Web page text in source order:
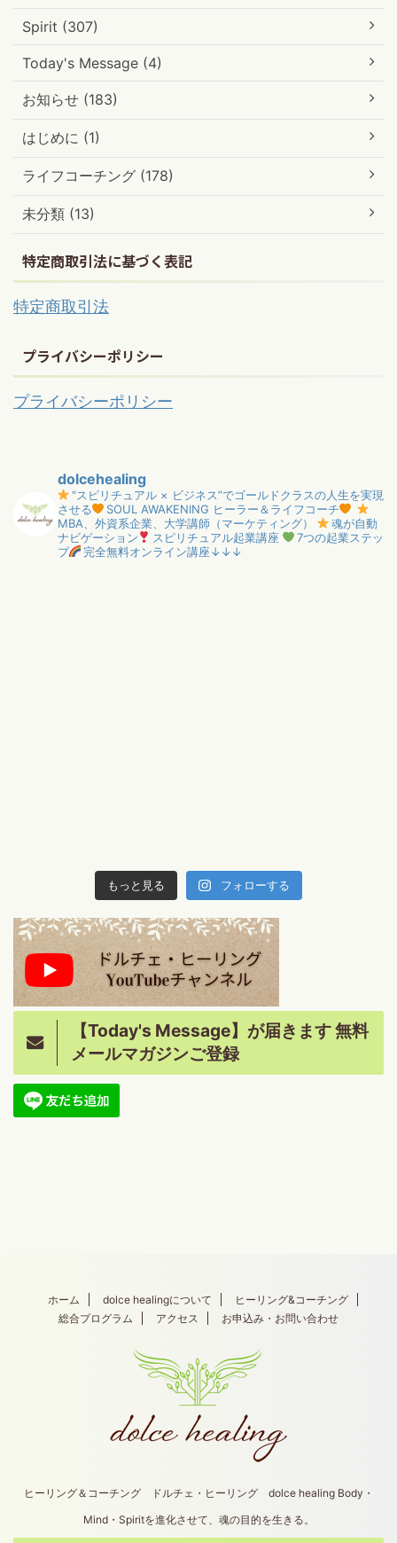
Spirit (307)
Today's Message (4)
お知らせ (183)
はじめに (1)
ライフコーチング (178)
未分類 (13)
特定商取引法に基づく表記
特定商取引法
プライバシーポリシー
プライバシーポリシー
dolcehealing
"スピリチュアル × ビジネス”でゴールドクラスの人生を実現
させる
SOUL AWAKENING ヒーラー＆ライフコーチ
MBA、外資系企業、大学講師（マーケティング）
魂が自動
ナビゲーション
スピリチュアル起業講座
7つの起業ステッ
プ
完全無料オンライン講座↓↓↓
もっと見る フォローする
【Today's Message】が届きます 無料
メールマガジンご登録
ホーム dolce healingについて
ヒーリング&コーチング
総合プログラム
アクセス お申込み・お問い合わせ
ヒーリング＆コーチング ドルチェ・ヒーリング dolce healing Body・
Mind・Spiritを進化させて、魂の目的を生きる。